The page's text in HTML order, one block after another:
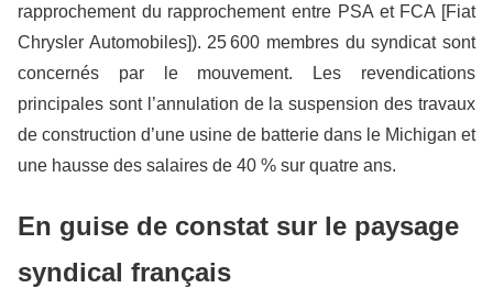
rapprochement du rapprochement entre PSA et FCA [Fiat
Chrysler Automobiles]). 25 600 membres du syndicat sont
concernés par le mouvement. Les revendications
principales sont l’annulation de la suspension des travaux
de construction d’une usine de batterie dans le Michigan et
une hausse des salaires de 40 % sur quatre ans.
En guise de constat sur le paysage
syndical français